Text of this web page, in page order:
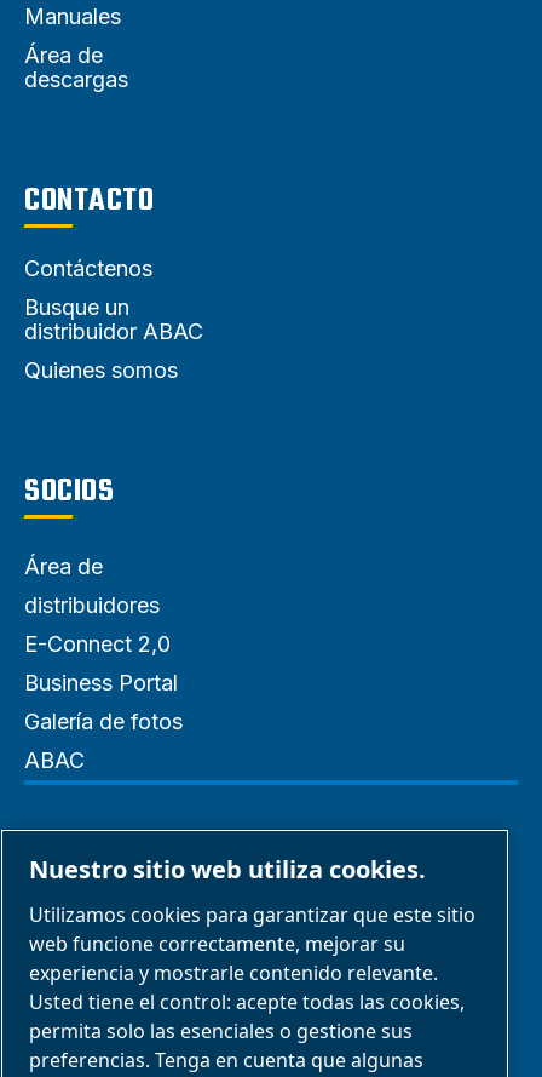
Manuales
Área de
descargas
CONTACTO
Contáctenos
Busque un
distribuidor ABAC
Quienes somos
SOCIOS
Área de
distribuidores
E-Connect 2,0
Business Portal
Galería de fotos
ABAC
Administrar cookies
Aviso legal y aviso de privacidad
Informar sobre mala conducta
Conformidad del producto
Nuestro sitio web utiliza cookies.
Utilizamos cookies para garantizar que este sitio
web funcione correctamente, mejorar su
experiencia y mostrarle contenido relevante.
Usted tiene el control: acepte todas las cookies,
permita solo las esenciales o gestione sus
preferencias. Tenga en cuenta que algunas